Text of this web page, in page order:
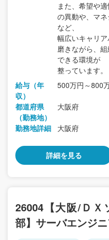
また、希望や
の異動や、マ
など、
幅広いキャリ
磨きながら、
できる環境が
整っています。
給与（年
収）
500万円～800
都道府県
（勤務地）
大阪府
勤務地詳細 大阪府
詳細を見る
26004【大阪/ＤＸ
部】サーバエンジ